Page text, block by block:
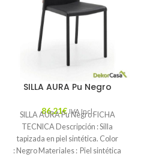
SILLA AURA Pu Negro
86,21€ IVA Incl.
SILLA AURA Pu Negro FICHA
TECNICA Descripción : Silla
tapizada en piel sintética. Color
: Negro Materiales : Piel sintética